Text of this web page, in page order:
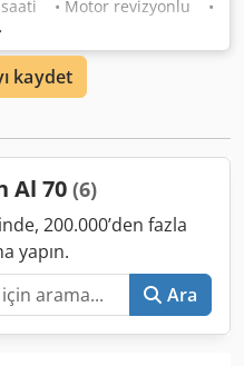
saati • Motor revizyonlu •
Na H Ns Amnowa
durumda
Üretim yılı:
kaydet
Al 70 (6)
200.000’den fazla
yapın.
Ara